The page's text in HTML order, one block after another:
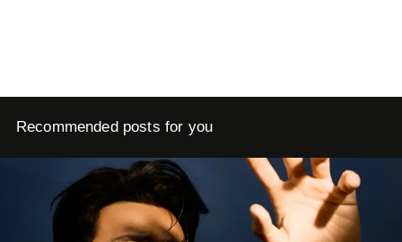
Recommended posts for you